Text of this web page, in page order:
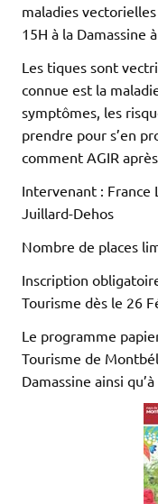
maladies
15H à la Damassine
Les tiques sont
connue est la
symptômes, les
prendre pour s’en
comment AGIR
Intervenant : France
Juillard-Dehos
Nombre de places
Inscription
Tourisme dès le 26
Le programme
Tourisme de
Damassine ainsi